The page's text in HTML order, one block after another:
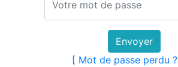
Envoyer
[ Mot de passe perdu ?